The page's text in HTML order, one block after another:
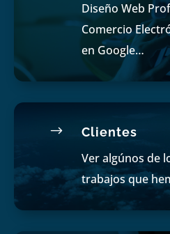
Diseño Web
Comercio
en Google…
$ Clientes
Ver algúnos de
trabajos que